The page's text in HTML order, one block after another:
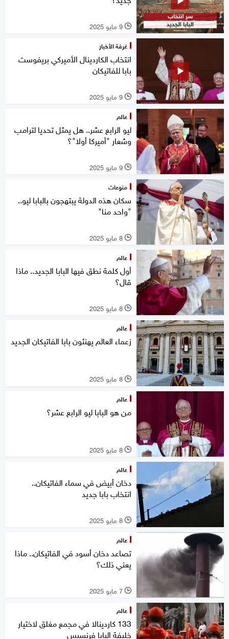
l 9 مايو 2025
غرفة الأخبار
انتخاب الكاردينال الأميركي بريفوست
بابا للفاتيكان
l 9 مايو 2025
عالم
ليو الرابع عشر.. هل يمثل تحديا لترامب
وشعار "أميركا أولا"؟
l 9 مايو 2025
منوعات
سكان هذه الدولة يبتهجون بالبابا ليو..
"واحد منا"
l 8 مايو 2025
عالم
أول كلمة نطق فيها البابا الجديد.. ماذا
قال؟
l 8 مايو 2025
عالم
زعماء العالم يهنئون بابا الفاتيكان الجديد
l 8 مايو 2025
عالم
من هو البابا ليو الرابع عشر؟
l 8 مايو 2025
عالم
دخان أبيض في سماء الفاتيكان..
انتخاب بابا جديد
l 8 مايو 2025
عالم
تصاعد دخان أسود في الفاتيكان.. ماذا
يعني ذلك؟
l 7 مايو 2025
عالم
133 كاردينالا في مجمع مغلق لاختيار
خليفة البابا فرنسيس